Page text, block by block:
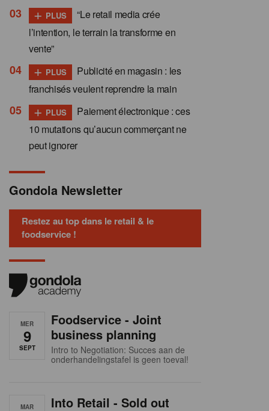
+ PLUS
“Le retail media crée
l’intention, le terrain la transforme en
vente”
+ PLUS
Publicité en magasin : les
franchisés veulent reprendre la main
+ PLUS
Paiement électronique : ces
10 mutations qu’aucun commerçant ne
peut ignorer
Gondola Newsletter
Restez au top dans le retail & le
foodservice !
MER
9
SEPT
Foodservice - Joint
business planning
Intro to Negotiation: Succes aan de
onderhandelingstafel is geen toeval!
MAR Into Retail - Sold out